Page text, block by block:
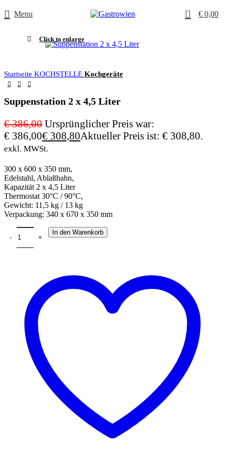
Menu 0 € 0,00
Click to enlarge
Startseite KOCHSTELLE Kochgeräte
Suppenstation 2 x 4,5 Liter
€386,00 Ursprünglicher Preis war:
€ 386,00€ 308,80Aktueller Preis ist: € 308,80.
exkl. MWSt.
300 x 600 x 350 mm,
Edelstahl, Ablaßhahn,
Kapazität 2 x 4,5 Liter
Thermostat 30°C / 90°C,
Gewicht: 11,5 kg / 13 kg
Verpackung: 340 x 670 x 350 mm
In den Warenkorb